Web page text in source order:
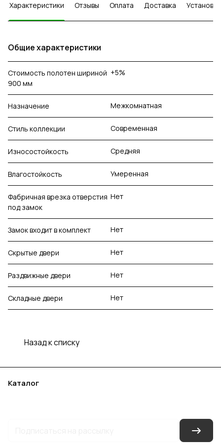
Характеристики Отзывы Оплата Доставка Установка
Общие характеристики
Стоимость полотен шириной
900 мм
+5%
Назначение Межкомнатная
Стиль коллекции Современная
Износостойкость Средняя
Влагостойкость Умеренная
Фабричная врезка отверстия
под замок
Нет
Замок входит в комплект Нет
Скрытые двери Нет
Раздвижные двери Нет
Складные двери Нет
Назад к списку
Каталог